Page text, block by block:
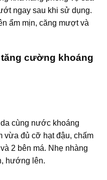
ngay sau khi sử dụng.
ẩm mịn, căng mượt và
cường khoáng
cùng nước khoáng
vừa đủ cỡ hạt đậu, chấm
2 bên má. Nhẹ nhàng
hướng lên.